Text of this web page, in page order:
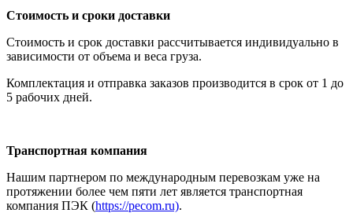
Стоимость и сроки доставки
Стоимость и срок доставки рассчитывается индивидуально в
зависимости от объема и веса груза.
Комплектация и отправка заказов производится в срок от 1 до
5 рабочих дней.
Транспортная компания
Нашим партнером по международным перевозкам уже на
протяжении более чем пяти лет является транспортная
компания ПЭК (https://pecom.ru).